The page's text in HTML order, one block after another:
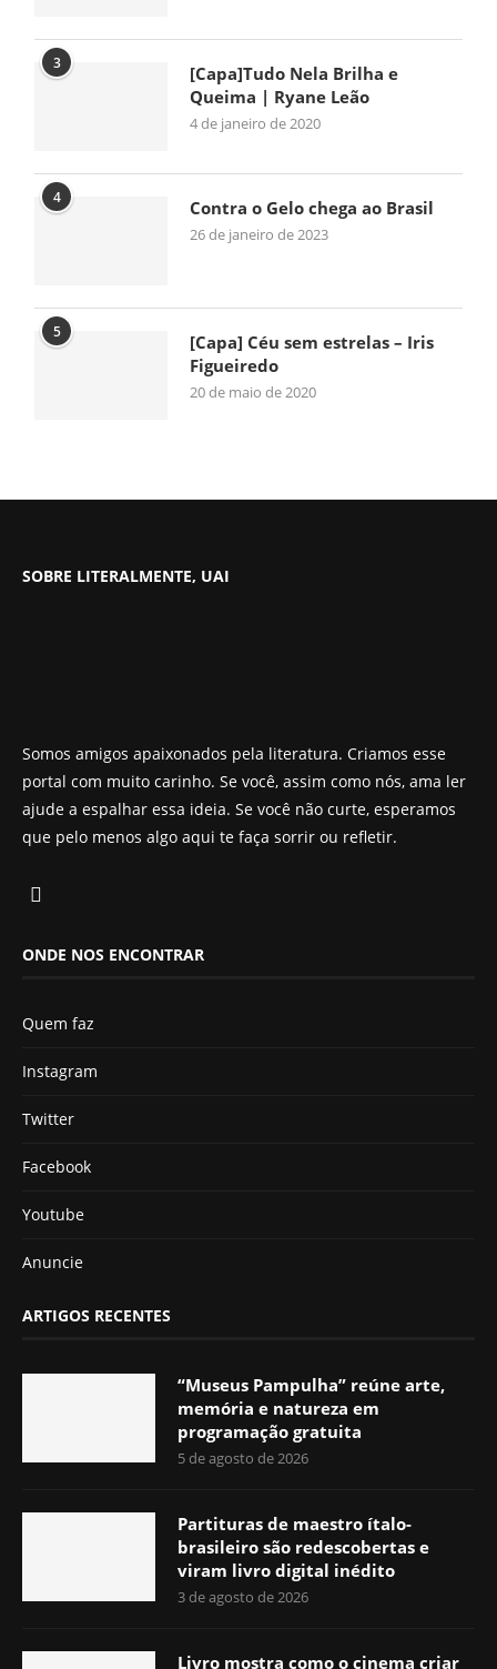
3
[Capa]Tudo Nela Brilha e
Queima | Ryane Leão
4 de janeiro de 2020
4 Contra o Gelo chega ao Brasil
26 de janeiro de 2023
5
[Capa] Céu sem estrelas – Iris
Figueiredo
20 de maio de 2020
SOBRE LITERALMENTE, UAI
Somos amigos apaixonados pela literatura. Criamos esse
portal com muito carinho. Se você, assim como nós, ama ler
ajude a espalhar essa ideia. Se você não curte, esperamos
que pelo menos algo aqui te faça sorrir ou refletir.
ONDE NOS ENCONTRAR
Quem faz
Instagram
Twitter
Facebook
Youtube
Anuncie
ARTIGOS RECENTES
“Museus Pampulha” reúne arte,
memória e natureza em
programação gratuita
5 de agosto de 2026
Partituras de maestro ítalo-
brasileiro são redescobertas e
viram livro digital inédito
3 de agosto de 2026
Livro mostra como o cinema criar